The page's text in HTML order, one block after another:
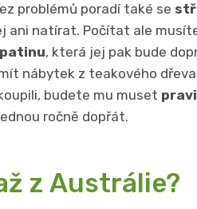
problémů poradí také se
ani natírat. Počítat ale
, která jej pak bude
nábytek z teakového
budete mu muset
ročně dopřát.
z Austrálie?